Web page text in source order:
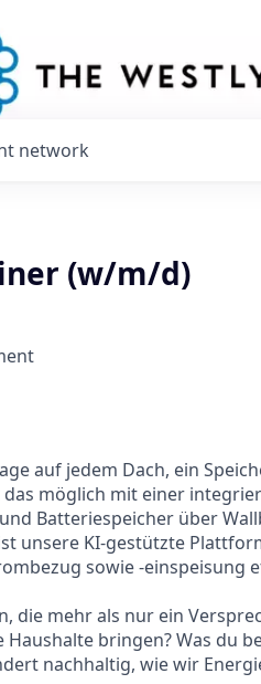
network
(w/m/d)
auf jedem Dach, ein
das möglich mit einer
Batteriespeicher über
unsere KI-gestützte
sowie -einspeisung
die mehr als nur ein
bringen? Was du
nachhaltig, wie wir